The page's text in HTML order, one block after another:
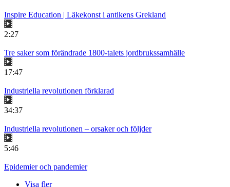
Inspire Education | Läkekonst i antikens Grekland
2:27
Tre saker som förändrade 1800-talets jordbrukssamhälle
17:47
Industriella revolutionen förklarad
34:37
Industriella revolutionen – orsaker och följder
5:46
Epidemier och pandemier
Visa fler